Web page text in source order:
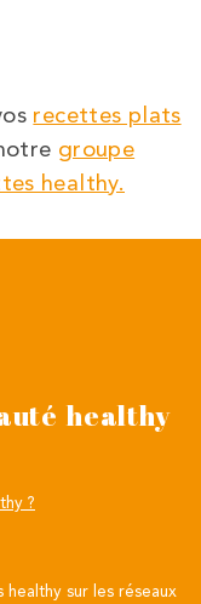
recettes plats
groupe
healthy.
healthy
?
sur les réseaux